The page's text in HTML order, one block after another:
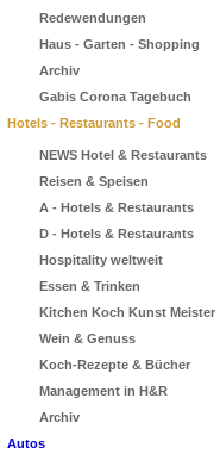
Redewendungen
Haus - Garten - Shopping
Archiv
Gabis Corona Tagebuch
Hotels - Restaurants - Food
NEWS Hotel & Restaurants
Reisen & Speisen
A - Hotels & Restaurants
D - Hotels & Restaurants
Hospitality weltweit
Essen & Trinken
Kitchen Koch Kunst Meister
Wein & Genuss
Koch-Rezepte & Bücher
Management in H&R
Archiv
Autos